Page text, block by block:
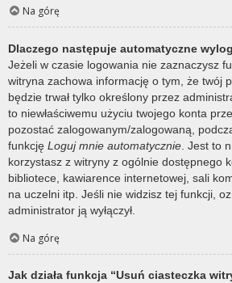
Na górę
Dlaczego następuje automatyczne
Jeżeli w czasie logowania nie zaznaczysz
witryna zachowa informację o tym, że twój
będzie trwał tylko określony przez
to niewłaściwemu użyciu twojego konta
pozostać zalogowanym/zalogowaną,
funkcję Loguj mnie automatycznie . Jest to
korzystasz z witryny z ogólnie dostępnego
bibliotece, kawiarence internetowej, sali
na uczelni itp. Jeśli nie widzisz tej funkcji,
administrator ją wyłączył.
Na górę
Jak działa funkcja “Usuń ciasteczka